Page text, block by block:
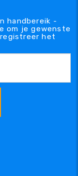
handbereik -
om je gewenste
het